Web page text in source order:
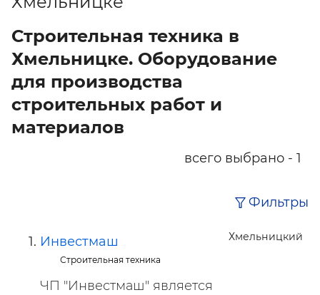
Строительная техника в
Хмельницке. Оборудование
для производства
строительных работ и
материалов
всего выбрано - 1
Фильтры
Хмельницкий
Инвестмаш
Строительная техника
ЧП "Инвестмаш" является